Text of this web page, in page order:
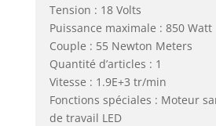
Tension : 18 Volts
Puissance maximale : 850 Watt
Couple : 55 Newton Meters
Quantité d’articles : 1
Vitesse : 1.9E+3 tr/min
Fonctions spéciales : Moteur
de travail LED